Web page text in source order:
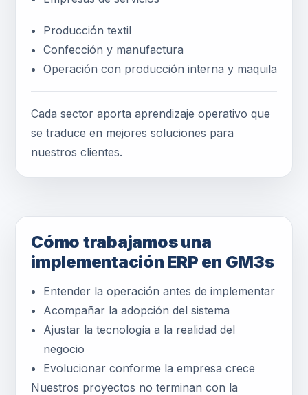
Producción textil
Confección y manufactura
Operación con producción interna y maquila
Cada sector aporta aprendizaje operativo que
se traduce en mejores soluciones para
nuestros clientes.
Cómo trabajamos una
implementación ERP en GM3s
Entender la operación antes de implementar
Acompañar la adopción del sistema
Ajustar la tecnología a la realidad del
negocio
Evolucionar conforme la empresa crece
Nuestros proyectos no terminan con la